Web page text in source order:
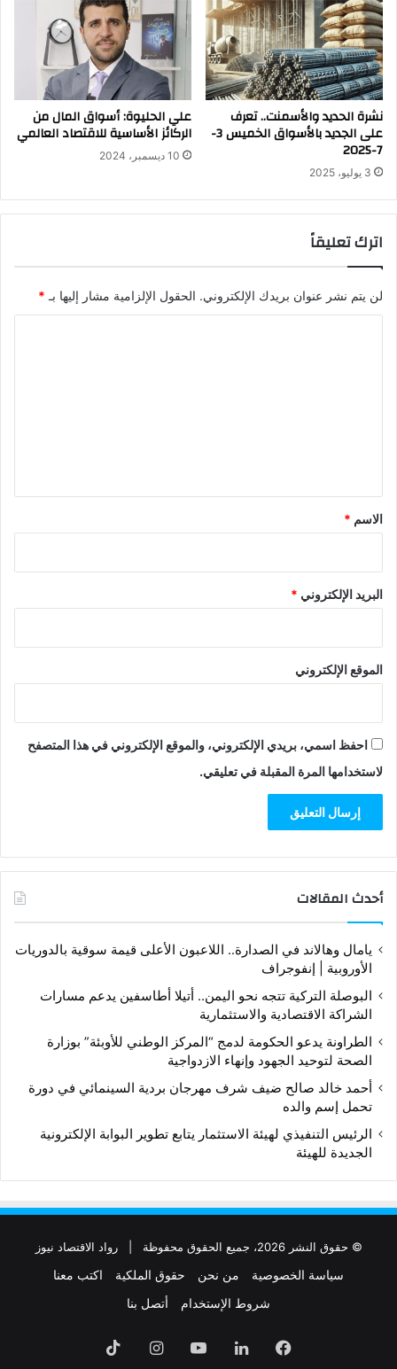
نشرة الحديد والأسمنت.. تعرف
على الجديد بالأسواق الخميس 3-
7-2025
3 يوليو، 2025
علي الحليوة: أسواق المال من
الركائز الأساسية للاقتصاد العالمي
10 ديسمبر، 2024
اترك تعليقاً
لن يتم نشر عنوان بريدك الإلكتروني. الحقول الإلزامية مشار إليها بـ *
*
الاسم *
البريد الإلكتروني *
الموقع الإلكتروني
احفظ اسمي، بريدي الإلكتروني، والموقع الإلكتروني في هذا المتصفح
لاستخدامها المرة المقبلة في تعليقي.
أحدث المقالات
يامال وهالاند في الصدارة.. اللاعبون الأعلى قيمة سوقية بالدوريات
الأوروبية | إنفوجراف
البوصلة التركية تتجه نحو اليمن.. أتيلا أطاسفين يدعم مسارات
الشراكة الاقتصادية والاستثمارية
الطراونة يدعو الحكومة لدمج “المركز الوطني للأوبئة” بوزارة
الصحة لتوحيد الجهود وإنهاء الازدواجية
أحمد خالد صالح ضيف شرف مهرجان بردية السينمائي في دورة
تحمل إسم والده
الرئيس التنفيذي لهيئة الاستثمار يتابع تطوير البوابة الإلكترونية
الجديدة للهيئة
© حقوق النشر 2026، جميع الحقوق محفوظة | رواد الاقتصاد نيوز
سياسة الخصوصية من نحن حقوق الملكية
اكتب معنا
شروط الإستخدام
أتصل بنا
فيسبوكلينكدإن‫YouTubeانستقرام